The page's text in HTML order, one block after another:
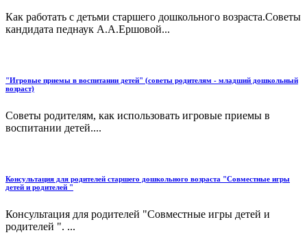
Как работать с детьми старшего дошкольного возраста.Советы
кандидата педнаук А.А.Ершовой...
"Игровые приемы в воспитании детей" (советы родителям - младший дошкольный
возраст)
Советы родителям, как использовать игровые приемы в
воспитании детей....
Консультация для родителей старшего дошкольного возраста "Совместные игры
детей и родителей "
Консультация для родителей "Совместные игры детей и
родителей ". ...